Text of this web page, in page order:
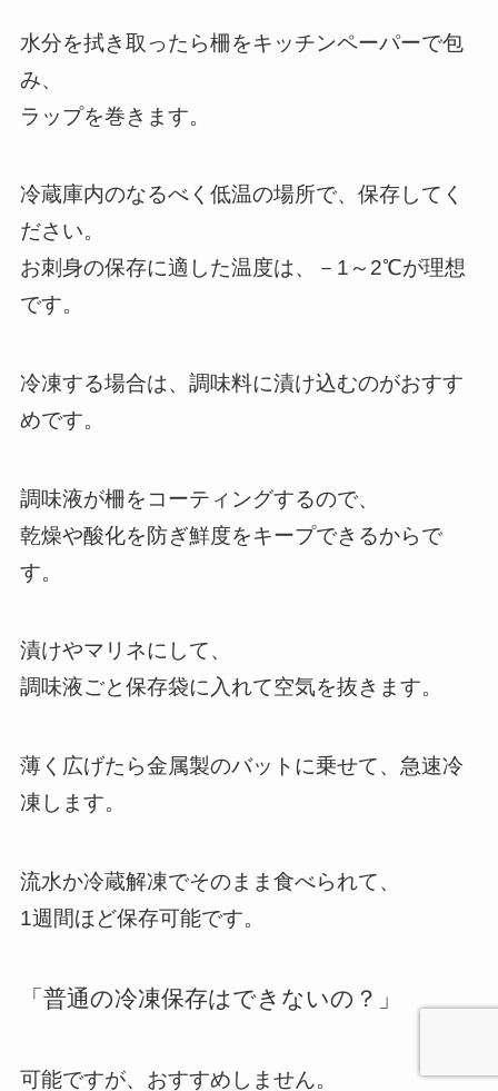
水分を拭き取ったら柵をキッチンペーパーで包
み、
ラップを巻きます。
冷蔵庫内のなるべく低温の場所で、保存してく
ださい。
お刺身の保存に適した温度は、－1～2℃が理想
です。
冷凍する場合は、調味料に漬け込むのがおすす
めです。
調味液が柵をコーティングするので、
乾燥や酸化を防ぎ鮮度をキープできるからで
す。
漬けやマリネにして、
調味液ごと保存袋に入れて空気を抜きます。
薄く広げたら金属製のバットに乗せて、急速冷
凍します。
流水か冷蔵解凍でそのまま食べられて、
1週間ほど保存可能です。
「普通の冷凍保存はできないの？」
可能ですが、おすすめしません。